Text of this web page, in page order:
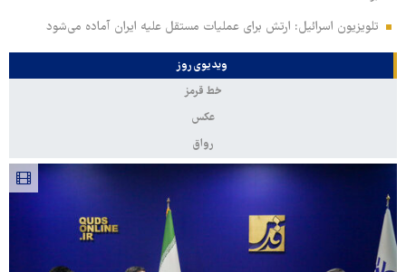
تلویزیون اسرائیل: ارتش برای عملیات مستقل علیه ایران آماده می‌شود
ویدیوی روز
خط قرمز
عکس
رواق